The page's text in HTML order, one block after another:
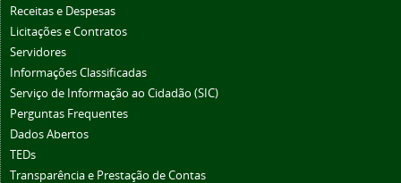
Receitas e Despesas
Licitações e Contratos
Servidores
Informações Classificadas
Serviço de Informação ao Cidadão (SIC)
Perguntas Frequentes
Dados Abertos
TEDs
Transparência e Prestação de Contas